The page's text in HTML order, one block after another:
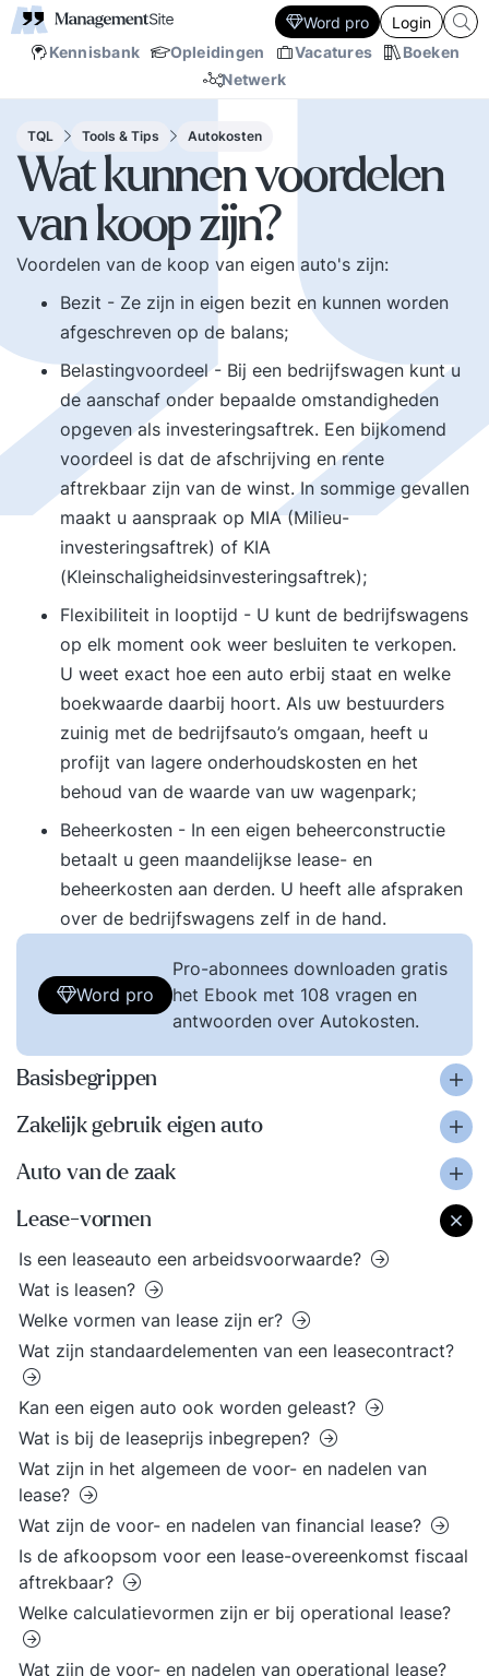
Kennisbank Opleidingen Vacatures
Boeken
Netwerk
Word pro Login
TQL Tools & Tips Autokosten
Wat kunnen voordelen
van koop zijn?
Voordelen van de koop van eigen auto's zijn:
Bezit - Ze zijn in eigen bezit en kunnen worden
afgeschreven op de balans;
Belastingvoordeel - Bij een bedrijfswagen kunt u
de aanschaf onder bepaalde omstandigheden
opgeven als investeringsaftrek. Een bijkomend
voordeel is dat de afschrijving en rente
aftrekbaar zijn van de winst. In sommige gevallen
maakt u aanspraak op MIA (Milieu-
investeringsaftrek) of KIA
(Kleinschaligheidsinvesteringsaftrek);
Flexibiliteit in looptijd - U kunt de bedrijfswagens
op elk moment ook weer besluiten te verkopen.
U weet exact hoe een auto erbij staat en welke
boekwaarde daarbij hoort. Als uw bestuurders
zuinig met de bedrijfsauto’s omgaan, heeft u
profijt van lagere onderhoudskosten en het
behoud van de waarde van uw wagenpark;
Beheerkosten - In een eigen beheerconstructie
betaalt u geen maandelijkse lease- en
beheerkosten aan derden. U heeft alle afspraken
over de bedrijfswagens zelf in de hand.
Word pro
Pro-abonnees downloaden gratis
het Ebook met 108 vragen en
antwoorden over Autokosten.
Basisbegrippen
Zakelijk gebruik eigen auto
Auto van de zaak
Lease-vormen
Is een leaseauto een arbeidsvoorwaarde?
Wat is leasen?
Welke vormen van lease zijn er?
Wat zijn standaardelementen van een leasecontract?
Kan een eigen auto ook worden geleast?
Wat is bij de leaseprijs inbegrepen?
Wat zijn in het algemeen de voor- en nadelen van
lease?
Wat zijn de voor- en nadelen van financial lease?
Is de afkoopsom voor een lease-overeenkomst fiscaal
aftrekbaar?
Welke calculatievormen zijn er bij operational lease?
Wat zijn de voor- en nadelen van operational lease?